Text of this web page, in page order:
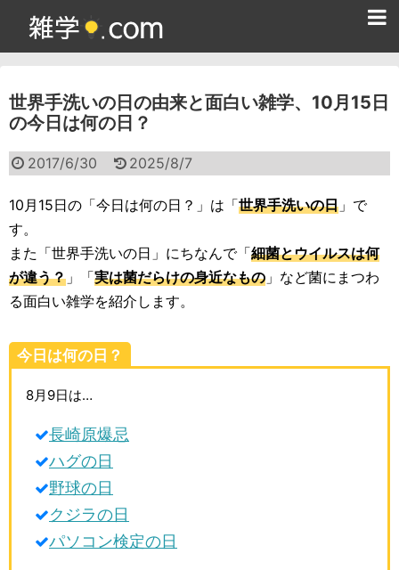
世界手洗いの日の由来と面白い雑学、10月15日
の今日は何の日？
2017/6/30 2025/8/7
10月15日の「今日は何の日？」は「世界手洗いの日 」で
す。
また「世界手洗いの日」にちなんで「細菌とウイルスは何
が違う？ 」「実は菌だらけの身近なもの 」など菌にまつわ
る面白い雑学を紹介します。
今日は何の日？
8月9日は…
長崎原爆忌
ハグの日
野球の日
クジラの日
パソコン検定の日
雑学クイズ問題集
面白い雑学
スポーツ雑学
食べ物雑学
動物雑学
サイト情報